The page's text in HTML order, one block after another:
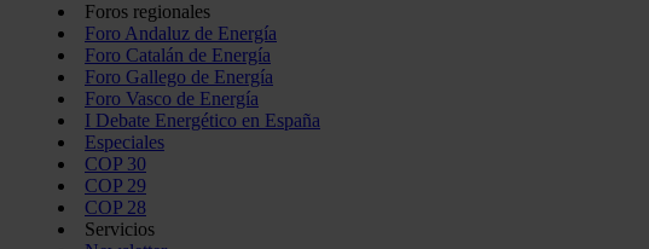
Foros regionales
Foro Andaluz de Energía
Foro Catalán de Energía
Foro Gallego de Energía
Foro Vasco de Energía
I Debate Energético en España
Especiales
COP 30
COP 29
COP 28
Servicios